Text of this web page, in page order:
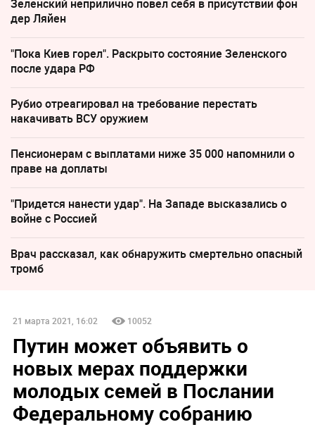
Зеленский неприлично повел cебя в присутствии фон
дер Ляйен
"Пока Киев горел". Раскрыто состояние Зеленского
после удара РФ
Рубио отреагировал на требование перестать
накачивать ВСУ оружием
Пенсионерам с выплатами ниже 35 000 напомнили о
праве на доплаты
"Придется нанести удар". На Западе высказались о
войне с Россией
Врач рассказал, как обнаружить смертельно опасный
тромб
21 марта 2021, 16:02 10052
Путин может объявить о
новых мерах поддержки
молодых семей в Послании
Федеральному собранию